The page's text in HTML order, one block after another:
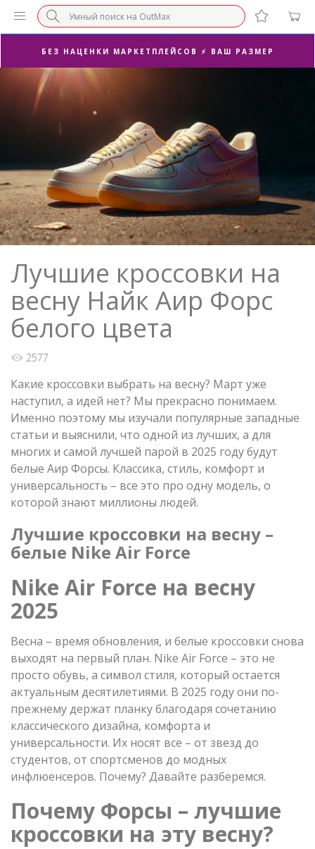
СУПЕРАКЦИЯ 🔥 2-Я ПАРА -50%
БЕЗ НАЦЕНКИ МАРКЕТПЛЕЙСОВ ⚡ ВАШ РАЗМЕР
ПОСЛЕДНИЕ РАЗМЕРЫ ОТ 1500₽⚡️
СУПЕРАКЦИЯ 🔥 2-Я ПАРА -50%
Лучшие кроссовки на
весну Найк Аир Форс
белого цвета
2577
Какие кроссовки выбрать на весну? Март уже
наступил, а идей нет? Мы прекрасно понимаем.
Именно поэтому мы изучали популярные западные
статьи и выяснили, что одной из лучших, а для
многих и самой лучшей парой в 2025 году будут
белые Аир Форсы. Классика, стиль, комфорт и
универсальность – все это про одну модель, о
которой знают миллионы людей.
Лучшие кроссовки на весну –
белые Nike Air Force
Nike Air Force на весну
2025
Весна – время обновления, и белые кроссовки снова
выходят на первый план. Nike Air Force – это не
просто обувь, а символ стиля, который остается
актуальным десятилетиями. В 2025 году они по-
прежнему держат планку благодаря сочетанию
классического дизайна, комфорта и
универсальности. Их носят все – от звезд до
студентов, от спортсменов до модных
инфлюенсеров. Почему? Давайте разберемся.
Почему Форсы – лучшие
кроссовки на эту весну?